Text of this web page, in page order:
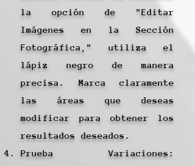
la opción de "Editar
Imágenes en la Sección
Fotográfica," utiliza el
lápiz negro de manera
precisa. Marca claramente
las áreas que deseas
modificar para obtener los
resultados deseados.
Prueba Variaciones: